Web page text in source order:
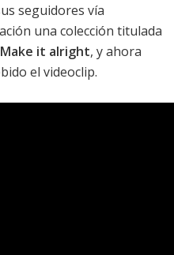
seguidores vía
una colección titulada
Make it alright, y ahora
el videoclip.